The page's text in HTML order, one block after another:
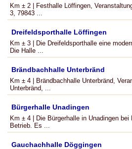
Km ± 2 | Festhalle Löffingen,
3, 79843 ...
Dreifeldsporthalle Löffingen
Km ± 3 | Die Dreifeldsporthalle eine
Die Halle ...
Brändbachhalle Unterbränd
Km ± 4 | Brändbachhalle Unterbränd,
Unterbränd, ...
Bürgerhalle Unadingen
Km ± 4 | Die Bürgerhalle in Unadingen
Betrieb. Es ...
Gauchachhalle Döggingen